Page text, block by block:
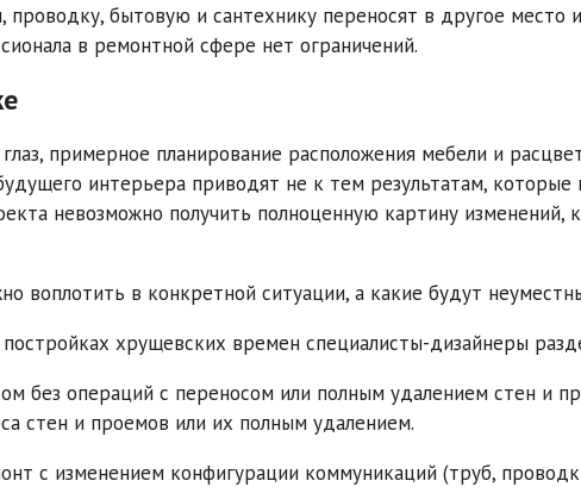
бытовую и сантехнику переносят в другое место
в ремонтной сфере нет ограничений.
примерное планирование расположения мебели и
интерьера приводят не к тем результатам, которые
невозможно получить полноценную картину изменений,
воплотить в конкретной ситуации, а какие будут
хрущевских времен специалисты-дизайнеры
без операций с переносом или полным удалением стен и
стен и проемов или их полным удалением.
с изменением конфигурации коммуникаций (труб,